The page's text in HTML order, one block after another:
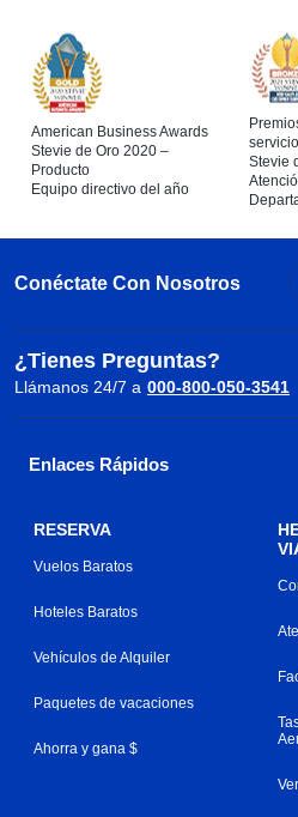
American Business Awards
Stevie de Oro 2020 –
Producto
Equipo directivo del año
Stevie
Conéctate Con Nosotros
¿Tienes Preguntas?
Llámanos 24/7 a 000-800-050-3541
Enlaces Rápidos
RESERVA
Vuelos Baratos
Hoteles Baratos
Vehículos de Alquiler
Paquetes de vacaciones
Ahorra y gana $